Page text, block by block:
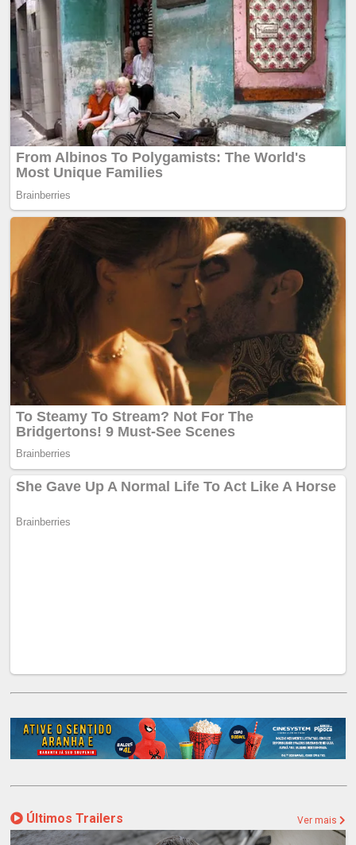
Últimos Trailers Ver mais